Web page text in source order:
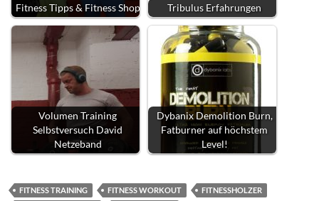
Fitness Tipps & Fitness Shop
Tribulus Erfahrungen
Volumen Training
Selbstversuch David
Netzeband
Dybanix Demolition Burn,
Fatburner auf höchstem
Level!
FITNESS TRAINING FITNESS WORKOUT
FITNESSHOLZER